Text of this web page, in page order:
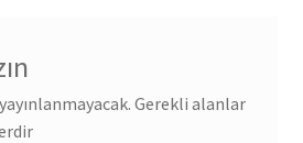
Gerekli alanlar